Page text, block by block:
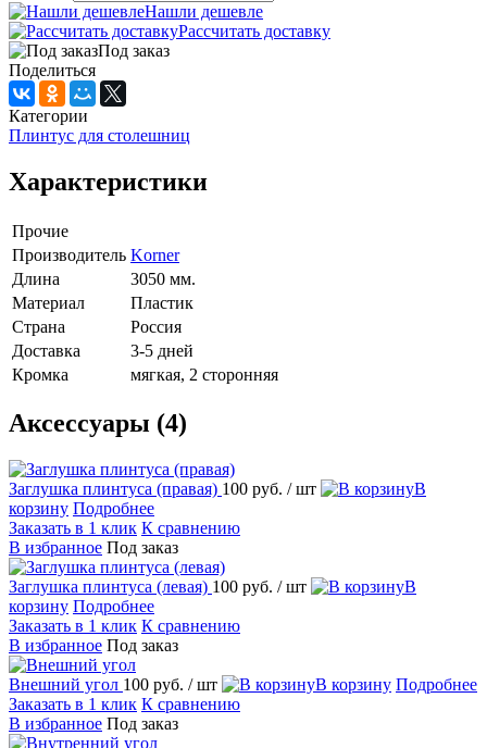
Нашли дешевле
Рассчитать доставку
Под заказ
Поделиться
Категории
Плинтус для столешниц
Характеристики
Прочие
Производитель Korner
Длина
3050 мм.
Материал
Пластик
Страна
Россия
Доставка
3-5 дней
Кромка
мягкая, 2 сторонняя
Аксессуары (4)
Заглушка плинтуса (правая) 100 руб. / шт
В
корзину Подробнее
Заказать в 1 клик К сравнению
В избранное Под заказ
Заглушка плинтуса (левая) 100 руб. / шт
В
корзину Подробнее
Заказать в 1 клик К сравнению
В избранное Под заказ
Внешний угол 100 руб. / шт В корзину Подробнее
Заказать в 1 клик К сравнению
В избранное Под заказ